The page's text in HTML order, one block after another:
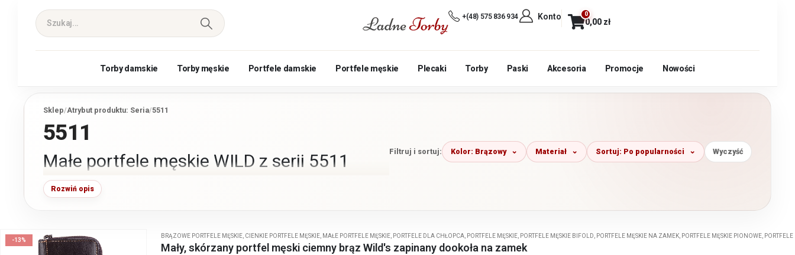
+(48) 575 836 934 Konto 0
0,00 zł
Torby damskie Torby męskie Portfele damskie Portfele męskie Plecaki Torby Paski Akcesoria Promocje Nowości
Sklep/Atrybut produktu: Seria/5511
5511
Małe portfele męskie WILD z serii 5511
Małe portfele męskie skórzane niemieckiej marki WILD Things Only z serii 5511. Wykonane z
mieszczą się do kieszeni spodni.
Rozwiń opis
Filtruj i sortuj: Kolor: Brązowy Materiał Sortuj: Po popularności Wyczyść
-13%
BRĄZOWE PORTFELE MĘSKIE CIENKIE PORTFELE MĘSKIE MAŁE PORTFELE MĘSKIE PORTFELE DLA CHŁOPCA PORTFELE MĘSKIE PORTFELE MĘSKIE BIFOLD PORTFELE MĘSKIE NA ZAMEK PORTFELE MĘSKIE PIONOWE
Mały, skórzany portfel męski ciemny brąz Wild's zapinany dookoła na zamek